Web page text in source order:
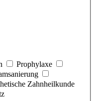
Prophylaxe
Zahnheilkunde